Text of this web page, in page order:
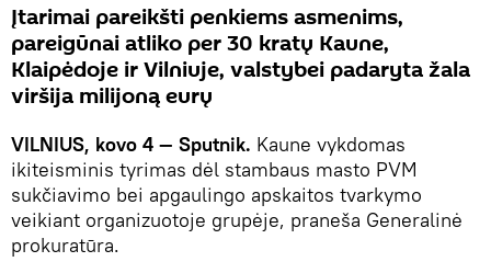
Įtarimai pareikšti penkiems asmenims,
pareigūnai atliko per 30 kratų Kaune,
Klaipėdoje ir Vilniuje, valstybei padaryta žala
viršija milijoną eurų
VILNIUS, kovo 4 — Sputnik. Kaune vykdomas
ikiteisminis tyrimas dėl stambaus masto PVM
sukčiavimo bei apgaulingo apskaitos tvarkymo
veikiant organizuotoje grupėje, praneša Generalinė
prokuratūra.